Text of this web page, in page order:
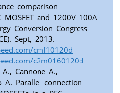
comparison
and 1200V 100A
Conversion Congress
Sept, 2013.
cmf10120d
c2m0160120d
Cannone A.,
A. Parallel connection